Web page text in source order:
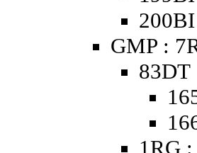
GMP :
83DT
1RG